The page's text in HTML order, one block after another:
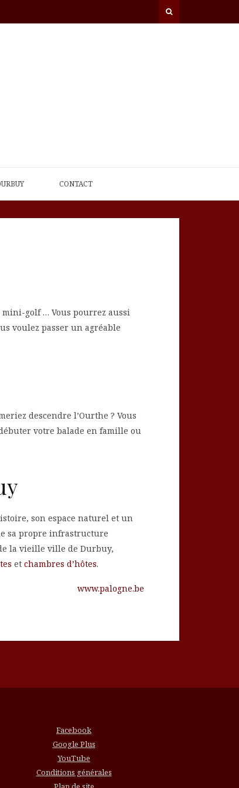
CONTACT
mini-golf … Vous pourrez aussi
voulez passer un agréable
descendre l’Ourthe ? Vous
votre balade en famille ou
son espace naturel et un
sa propre infrastructure
la vieille ville de Durbuy,
et chambres d’hôtes.
www.palogne.be
Facebook
Google Plus
YouTube
Conditions générales